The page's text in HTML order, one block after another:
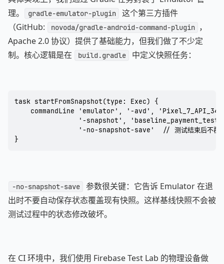
理。
gradle-emulator-plugin
这个第三方插件
（GitHub:
novoda/gradle-android-command-plugin ，
Apache 2.0 协议）提供了基础能力，但我们做了不少定
制。核心逻辑是在
build.gradle 中定义快照任务：
task startFromSnapshot(type: Exec) {
commandLine 'emulator', '-avd',
'-snapshot',
'-no-snapshot-save'  // 测试结束后不覆
}
-no-snapshot-save
参数很关键：它告诉 Emulator 在退
出时不要自动保存状态覆盖现有快照。这样基线快照不会被
测试过程中的状态修改破坏。
在 CI 环境中，我们使用 Firebase Test Lab 的物理设备做